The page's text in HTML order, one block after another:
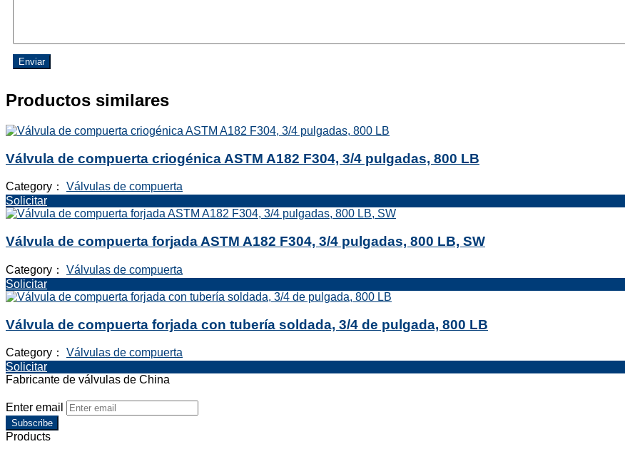
Enviar
Productos similares
Válvula de compuerta criogénica ASTM A182 F304, 3/4 pulgadas, 800 LB
Category： Válvulas de compuerta
Solicitar
Válvula de compuerta forjada ASTM A182 F304, 3/4 pulgadas, 800 LB, SW
Category： Válvulas de compuerta
Solicitar
Válvula de compuerta forjada con tubería soldada, 3/4 de pulgada, 800 LB
Category： Válvulas de compuerta
Solicitar
Fabricante de válvulas de China
Enter email
Subscribe
Products